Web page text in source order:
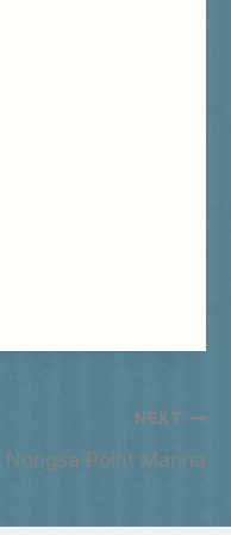
NEXT
Nongsa Point Marina